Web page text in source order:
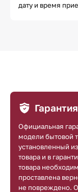
дату и время
Гарантия
Официальная
модели бытовой
установленный
товара и в
товара
проставлена
не повреждено.